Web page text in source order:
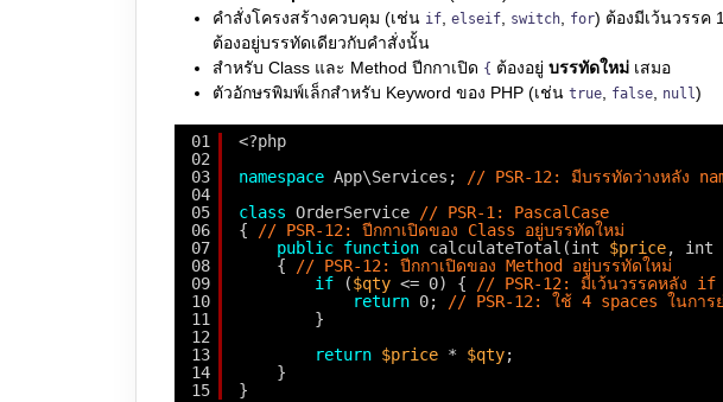
คำสั่งโครงสร้างควบคุม (เช่น if elseif switch for) ต้องมีเว้นวรรค
ต้องอยู่บรรทัดเดียวกับคำสั่งนั้น
สำหรับ Class และ Method ปีกกาเปิด { ต้องอยู่ บรรทัดใหม่ เสมอ
ตัวอักษรพิมพ์เล็กสำหรับ Keyword ของ PHP (เช่น true false null)
01
02
03
04
05
06
07
08
09
10
11
12
13
14
15
<?php
namespace App\Services;
// PSR-12: มีบรรทัดว่างหลัง
class OrderService
// PSR-1: PascalCase
{
// PSR-12: ปีกกาเปิดของ Class อยู่บรรทัดใหม่
public function calculateTotal(int $price, int
{
// PSR-12: ปีกกาเปิดของ Method อยู่บรรทัดใหม่
if
($qty <= 0) {
// PSR-12: มีเว้นวรรคหลัง if
return 0;
// PSR-12: ใช้ 4 spaces ในการ
}
return $price * $qty;
}
}